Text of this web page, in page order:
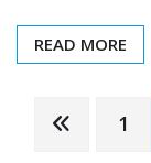
READ MORE
Posts
1